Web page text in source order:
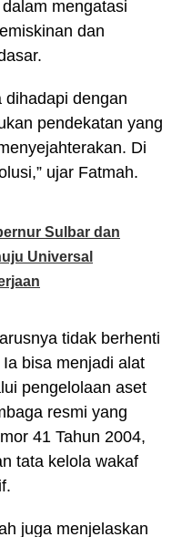
mengatasi
dan
dihadapi dengan
pendekatan yang
Di
ujar Fatmah.
Sulbar dan
Universal
tidak berhenti
bisa menjadi alat
pengelolaan aset
resmi yang
41 Tahun 2004,
tata kelola wakaf
juga menjelaskan